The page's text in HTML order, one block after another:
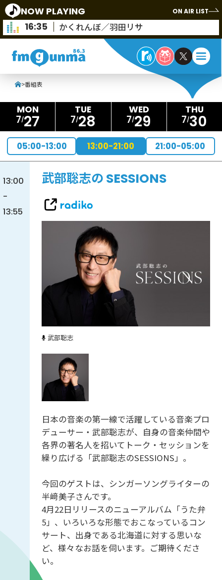
NOW PLAYING ON AIR LIST
16:35 かくれんぼ／羽田リサ
>番組表
7 27 7 28 7 29 7 30
05:00-13:00 13:00-21:00 21:00-05:00
13:00
-
13:55
武部聡志の SESSIONS
武部聡志
日本の音楽の第一線で活躍している音楽プロ
デューサー・武部聡志が、自身の音楽仲間や
各界の著名人を招いてトーク・セッションを
繰り広げる「武部聡志のSESSIONS」。
今回のゲストは、シンガーソングライターの
半﨑美子さんです。
4月22日リリースのニューアルバム「うた弁
5」、いろいろな形態でおこなっているコン
サート、出身である北海道に対する思いな
ど、様々なお話を伺います。ご期待くださ
い。